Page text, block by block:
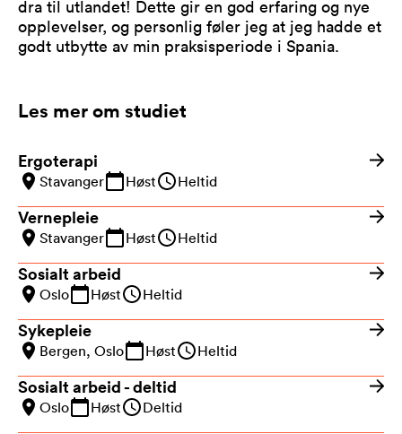
dra til utlandet! Dette gir en god erfaring og nye
opplevelser, og personlig føler jeg at jeg hadde et
godt utbytte av min praksisperiode i Spania.
Les mer om studiet
Ergoterapi
Stavanger Høst Heltid
Vernepleie
Stavanger Høst Heltid
Sosialt arbeid
Oslo Høst Heltid
Sykepleie
Bergen, Oslo Høst Heltid
Sosialt arbeid - deltid
Oslo Høst Deltid